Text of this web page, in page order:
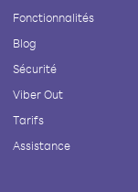
Fonctionnalités
Blog
Sécurité
Viber Out
Tarifs
Assistance